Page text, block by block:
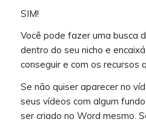
SIM!
Você pode fazer uma busca
dentro do seu nicho e
conseguir e com os recursos
Se não quiser aparecer no
seus vídeos com algum
ser criado no Word mesmo.